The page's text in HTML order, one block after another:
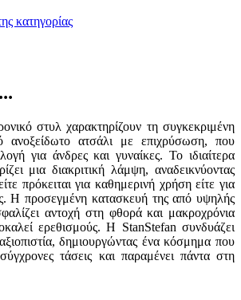
κατηγορίας
στυλ χαρακτηρίζουν τη συγκεκριμένη
ανοξείδωτο ατσάλι με επιχρύσωση, που
για άνδρες και γυναίκες. Το ιδιαίτερα
μια διακριτική λάμψη, αναδεικνύοντας
πρόκειται για καθημερινή χρήση είτε για
Η προσεγμένη κατασκευή της από υψηλής
αντοχή στη φθορά και μακροχρόνια
ερεθισμούς. Η StanStefan συνδυάζει
δημιουργώντας ένα κόσμημα που
σύγχρονες τάσεις και παραμένει πάντα στη